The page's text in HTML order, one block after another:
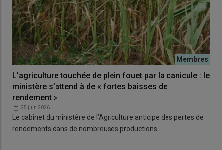
L’agriculture touchée de plein fouet par la canicule : le
ministère s’attend à de « fortes baisses de
rendement »
25 juin 2026
Le cabinet du ministère de l’Agriculture anticipe des pertes de
rendements dans de nombreuses productions…